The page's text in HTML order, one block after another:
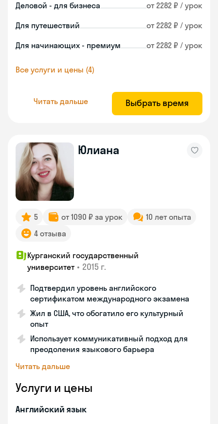
Деловой - для бизнеса от 2282 ₽ / урок
Для путешествий от 2282 ₽ / урок
Для начинающих - премиум от 2282 ₽ / урок
Все услуги и цены (4)
Читать дальше Выбрать время
Юлиана
5 от 1090 ₽ за урок
10 лет опыта
4 отзыва
Курганский государственный
университет • 2015 г.
Подтвердил уровень английского
сертификатом международного экзамена
Жил в США, что обогатило его культурный
опыт
Использует коммуникативный подход для
преодоления языкового барьера
Читать дальше
Услуги и цены
Английский язык